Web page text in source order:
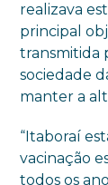
realizava
principal
transmitida
sociedade
manter a
“Itaboraí
vacinação
todos os